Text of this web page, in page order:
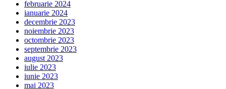
februarie 2024
ianuarie 2024
decembrie 2023
noiembrie 2023
octombrie 2023
septembrie 2023
august 2023
iulie 2023
iunie 2023
mai 2023